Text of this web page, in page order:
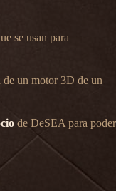
se usan para
de un motor 3D de un
de DeSEA para poder